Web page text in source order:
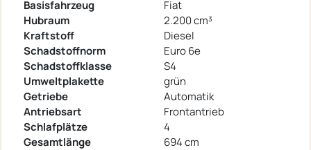
Basisfahrzeug
Fiat
Hubraum
2.200 cm³
Kraftstoff
Diesel
Schadstoffnorm
Euro 6e
Schadstoffklasse
S4
Umweltplakette
grün
Getriebe
Automatik
Antriebsart
Frontantrieb
Schlafplätze
4
Gesamtlänge
694 cm